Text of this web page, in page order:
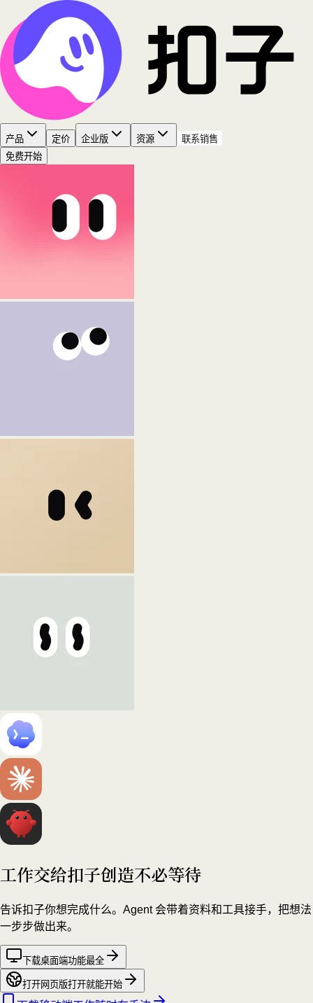
产品 定价 企业版 资源
联系销售
免费开始
工作交给扣子创造不必等待
告诉扣子你想完成什么。Agent 会带着资料和工具接手，把想法
一步步做出来。
下载桌面端功能最全
打开网页版打开就能开始